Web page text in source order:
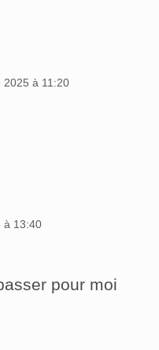
2025 à 11:20
à 13:40
pour moi